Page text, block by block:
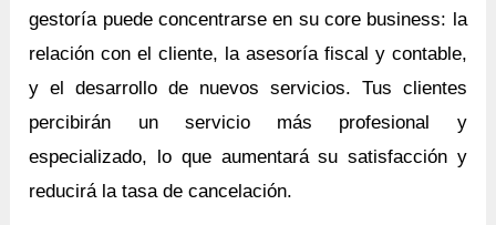
gestoría puede concentrarse en su core business: la
relación con el cliente, la asesoría fiscal y contable,
y el desarrollo de nuevos servicios. Tus clientes
percibirán un servicio más profesional y
especializado, lo que aumentará su satisfacción y
reducirá la tasa de cancelación.